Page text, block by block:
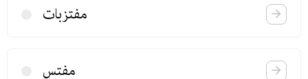
مفتزبات
مفتس